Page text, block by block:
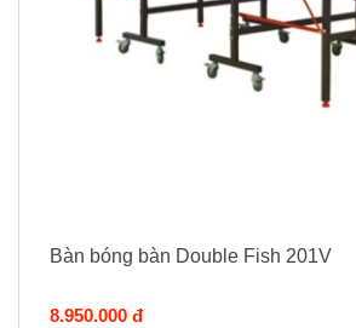
Bàn bóng bàn Double Fish 201V
8.950.000 đ